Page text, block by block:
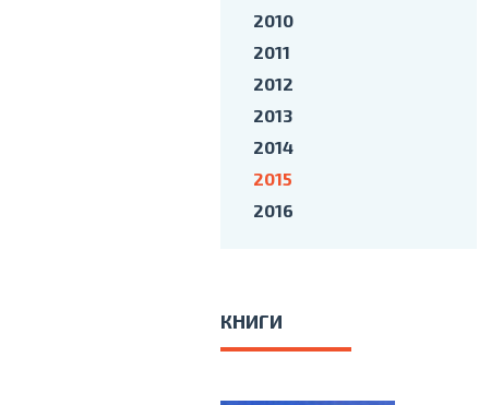
2010
2011
2012
2013
2014
2015
2016
КНИГИ